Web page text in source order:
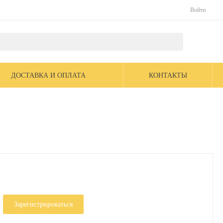
Войти
ДОСТАВКА И ОПЛАТА КОНТАКТЫ
Зарегистрироваться